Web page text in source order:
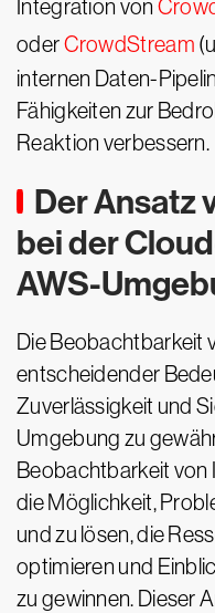
Integration von
oderCrowdStream
internen Daten-
Fähigkeiten zur
Reaktion verbessern.
Der Ansatz
bei der
AWS-
Die Beobachtbarkeit
entscheidender
Zuverlässigkeit und
Umgebung zu
Beobachtbarkeit von
die Möglichkeit,
und zu lösen, die
optimieren und
zu gewinnen. Dieser